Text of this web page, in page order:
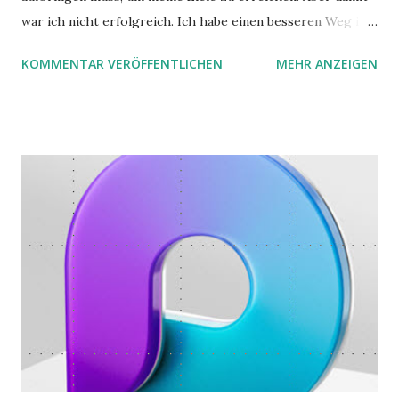
war ich nicht erfolgreich. Ich habe einen besseren Weg in
möchte. Darin habe ich zwei gute Begründungen gefunden,
KOMMENTAR VERÖFFENTLICHEN MEHR ANZEIGEN